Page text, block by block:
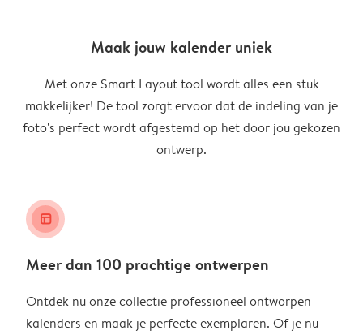
Maak jouw kalender uniek
Met onze Smart Layout tool wordt alles een stuk
makkelijker! De tool zorgt ervoor dat de indeling van je
foto's perfect wordt afgestemd op het door jou gekozen
ontwerp.
layout_alt
Meer dan 100 prachtige ontwerpen
Ontdek nu onze collectie professioneel ontworpen
kalenders en maak je perfecte exemplaren. Of je nu